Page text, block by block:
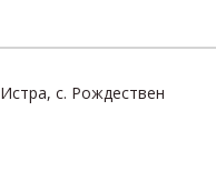
с. Рождествен